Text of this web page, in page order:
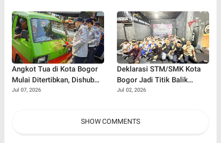
Vibes Positif!
Angkot Tua di Kota Bogor
Mulai Ditertibkan, Dishub
Semprot Label 'Tidak Laik
Jul 07, 2026
Deklarasi STM/SMK Kota
Bogor Jadi Titik Balik
Perang Melawan Tawuran,
Jul 02, 2026
SHOW COMMENTS